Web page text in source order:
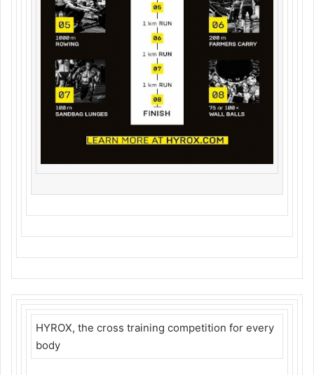
HYROX, the cross training competition for every
body